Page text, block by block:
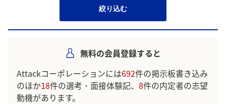
絞り込む
無料の会員登録すると
Attackコーポレーションには692件の掲示板書き込み
のほか18件の選考・面接体験記、 8件の内定者の志望
動機があります。